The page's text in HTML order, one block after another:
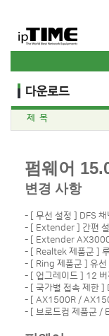
제 목
펌웨어
변경 사항
- [ 무선 설정 ] DFS 채
- [ Extender ] 간편 설
- [ Extender AX3000
- [ Realtek 제품군 ]
- [ Ring 제품군 ] 유선
- [ 업그레이드 ] 12 버
- [ 국가별 접속 제한 ]
- [ AX1500R /
- [ 브로드컴 제품군 /